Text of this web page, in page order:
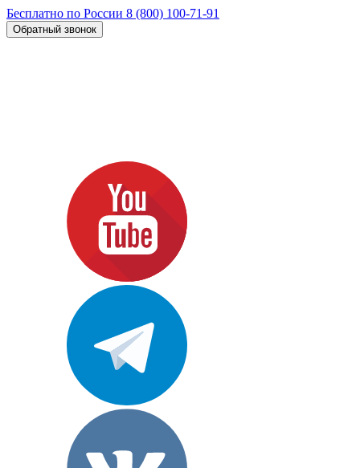
Бесплатно по России 8 (800) 100-71-91
Обратный звонок